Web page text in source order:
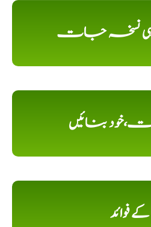
دیسی نسخہ جات
بنائیں
کے فوائد